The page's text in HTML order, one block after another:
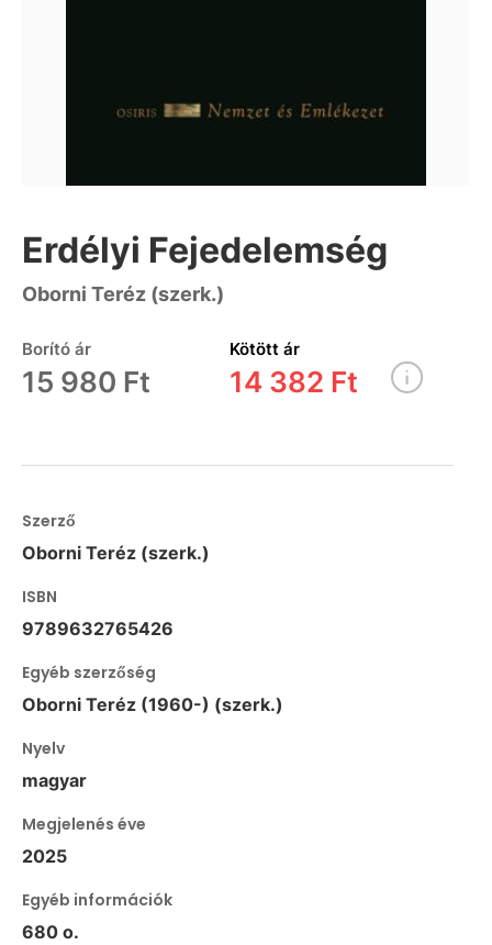
Erdélyi Fejedelemség
Oborni Teréz (szerk.)
Borító ár
15 980 Ft
Kötött ár
14 382 Ft
Szerző
Oborni Teréz (szerk.)
ISBN
9789632765426
Egyéb szerzőség
Oborni Teréz (1960-) (szerk.)
Nyelv
magyar
Megjelenés éve
2025
Egyéb információk
680 o.